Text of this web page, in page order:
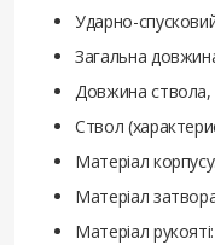
Ударно-
Загальна
Довжина
Ствол
Матеріал
Матеріал
Матеріал